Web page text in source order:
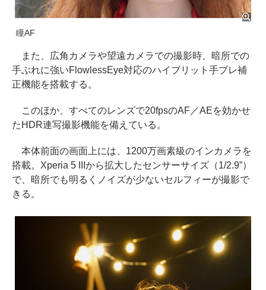
瞳AF
また、広角カメラや望遠カメラでの撮影時、暗所での
手ぶれに強いFlowlessEye対応のハイブリット手ブレ補
正機能を搭載する。
このほか、すべてのレンズで20fpsのAF／AEを効かせ
たHDR連写撮影機能を備えている。
本体前面の画面上には、1200万画素級のインカメラを
搭載。Xperia 5 IIIから拡大したセンサーサイズ（1/2.9”）
で、暗所でも明るくノイズが少ないセルフィーが撮影で
きる。